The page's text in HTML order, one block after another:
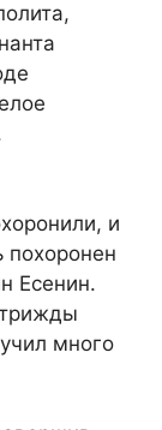
и
похоронен
Есенин.
много